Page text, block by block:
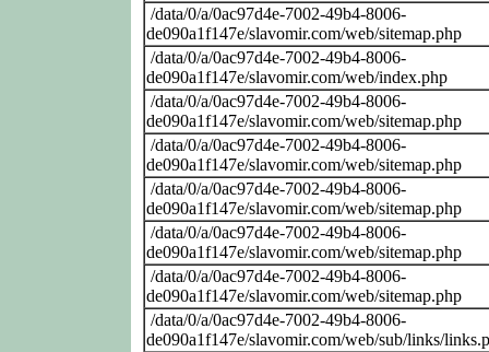
/data/0/a/0ac97d4e-7002-49b4-8006-
de090a1f147e/slavomir.com/web/sitemap.php
/data/0/a/0ac97d4e-7002-49b4-8006-
de090a1f147e/slavomir.com/web/index.php
/data/0/a/0ac97d4e-7002-49b4-8006-
de090a1f147e/slavomir.com/web/sitemap.php
/data/0/a/0ac97d4e-7002-49b4-8006-
de090a1f147e/slavomir.com/web/sitemap.php
/data/0/a/0ac97d4e-7002-49b4-8006-
de090a1f147e/slavomir.com/web/sitemap.php
/data/0/a/0ac97d4e-7002-49b4-8006-
de090a1f147e/slavomir.com/web/sitemap.php
/data/0/a/0ac97d4e-7002-49b4-8006-
de090a1f147e/slavomir.com/web/sitemap.php
/data/0/a/0ac97d4e-7002-49b4-8006-
de090a1f147e/slavomir.com/web/sub/links/